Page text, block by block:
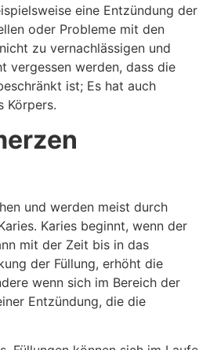
eine Entzündung der
oder Probleme mit den
zu vernachlässigen und
vergessen werden, dass die
ist; Es hat auch
Körpers.
und werden meist durch
Karies beginnt, wenn der
mit der Zeit bis in das
der Füllung, erhöht die
wenn sich im Bereich der
Entzündung, die die